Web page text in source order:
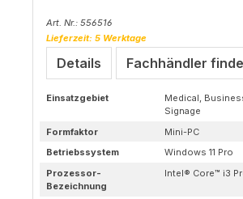
Art. Nr.: 556516
Lieferzeit: 5 Werktage
Details Fachhändler
Einsatzgebiet
Medical,
Signage
Formfaktor
Mini-PC
Betriebssystem
Windows 11 Pro
Prozessor-
Bezeichnung
Intel® Core™ i3